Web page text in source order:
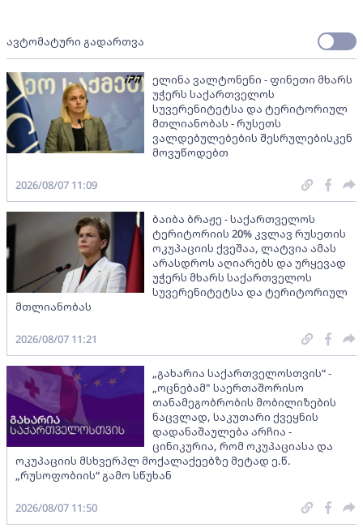
ავტომატური გადართვა
ელინა ვალტონენი - ფინეთი მხარს
უჭერს საქართველოს
სუვერენიტეტსა და ტერიტორიულ
მთლიანობას - რუსეთს
ვალდებულებების შესრულებისკენ
მოვუწოდებთ
2026/08/07 11:09
ბაიბა ბრაჟე - საქართველოს
ტერიტორიის 20% კვლავ რუსეთის
ოკუპაციის ქვეშაა, ლატვია ამას
არასდროს აღიარებს და ურყევად
უჭერს მხარს საქართველოს
სუვერენიტეტსა და ტერიტორიულ
მთლიანობას
2026/08/07 11:21
„გახარია საქართველოსთვის“ -
„ოცნებამ" საერთაშორისო
თანამეგობრობის მობილიზების
ნაცვლად, საკუთარი ქვეყნის
დადანაშაულება არჩია -
ცინიკურია, რომ ოკუპაციასა და
ოკუპაციის მსხვერპლ მოქალაქეებზე მეტად ე.წ.
„რუსოფობიის“ გამო სწუხან
2026/08/07 11:50